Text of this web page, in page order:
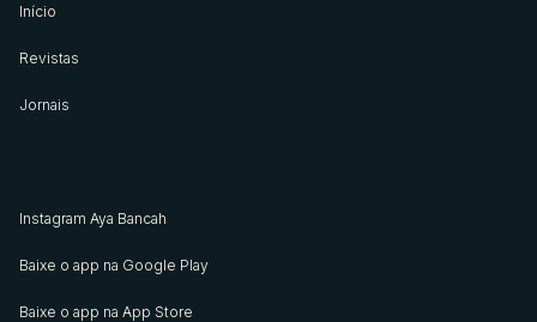
Início
Revistas
Jornais
Instagram Aya Bancah
Baixe o app na Google Play
Baixe o app na App Store